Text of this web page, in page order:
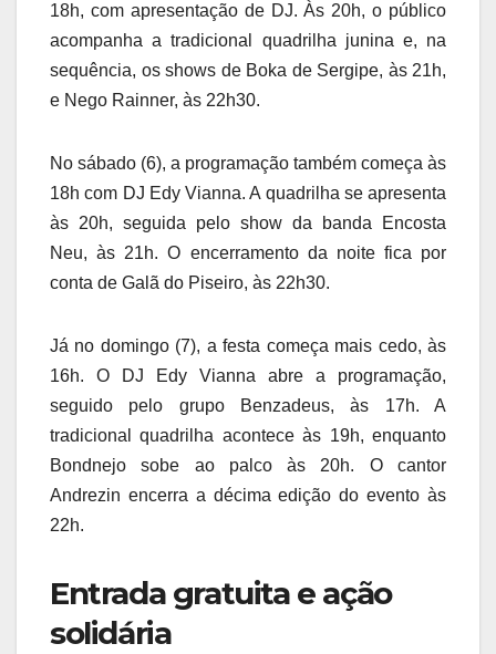
18h, com apresentação de DJ. Às 20h, o público
acompanha a tradicional quadrilha junina e, na
sequência, os shows de Boka de Sergipe, às 21h,
e Nego Rainner, às 22h30.
No sábado (6), a programação também começa às
18h com DJ Edy Vianna. A quadrilha se apresenta
às 20h, seguida pelo show da banda Encosta
Neu, às 21h. O encerramento da noite fica por
conta de Galã do Piseiro, às 22h30.
Já no domingo (7), a festa começa mais cedo, às
16h. O DJ Edy Vianna abre a programação,
seguido pelo grupo Benzadeus, às 17h. A
tradicional quadrilha acontece às 19h, enquanto
Bondnejo sobe ao palco às 20h. O cantor
Andrezin encerra a décima edição do evento às
22h.
Entrada gratuita e ação
solidária